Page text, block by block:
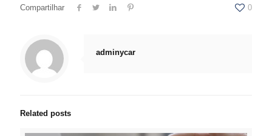
Compartilhar 0
adminycar
Related posts